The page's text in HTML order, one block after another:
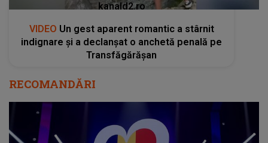
kanald2.ro
VIDEO Un gest aparent romantic a stârnit
indignare și a declanșat o anchetă penală pe
Transfăgărășan
RECOMANDĂRI